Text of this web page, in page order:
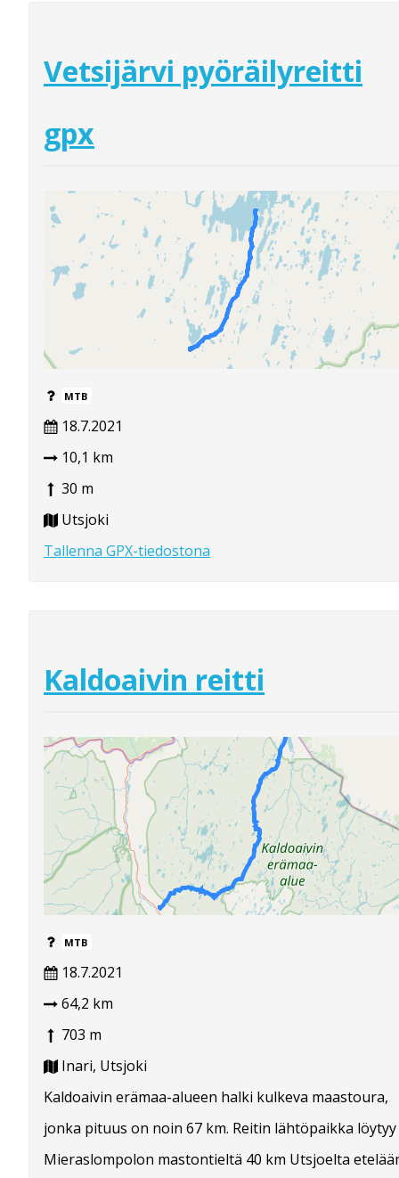
Vetsijärvi pyöräilyreitti
gpx
MTB
18.7.2021
10,1 km
30 m
Utsjoki
Tallenna GPX-tiedostona
Kaldoaivin reitti
MTB
18.7.2021
64,2 km
703 m
Inari, Utsjoki
Kaldoaivin erämaa-alueen halki kulkeva maastoura,
jonka pituus on noin 67 km. Reitin lähtöpaikka löytyy
Mieraslompolon mastontieltä 40 km Utsjoelta